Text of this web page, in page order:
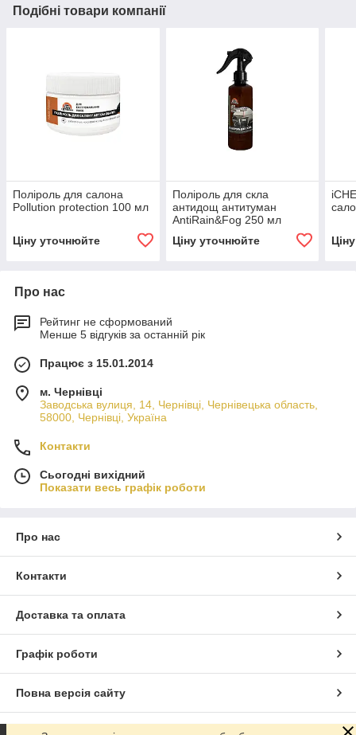
Подібні товари компанії
Поліроль для салона
Pollution protection 100 мл
Ціну уточнюйте
Поліроль для скла
антидощ антитуман
AntiRain&Fog 250 мл
Ціну уточнюйте
Про нас
Рейтинг не сформований
Менше 5 відгуків за останній рік
Працює з 15.01.2014
м. Чернівці
Заводська вулиця, 14, Чернівці, Чернівецька область,
58000, Чернівці, Україна
Контакти
Сьогодні вихідний
Показати весь графік роботи
Про нас
Контакти
Доставка та оплата
Графік роботи
Повна версія сайту
Сайт створено на маркетплейсі Prom.ua